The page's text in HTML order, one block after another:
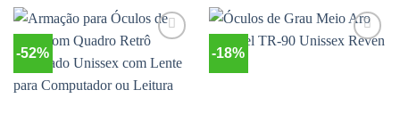
-52%
aos
desejos
-18%